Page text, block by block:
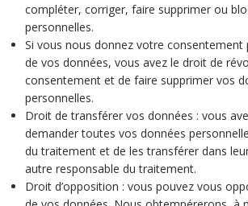
compléter, corriger, faire supprimer ou
personnelles.
Si vous nous donnez votre
de vos données, vous avez le droit de
consentement et de faire supprimer vos
personnelles.
Droit de transférer vos données : vous
demander toutes vos données
du traitement et de les transférer dans
autre responsable du traitement.
Droit d’opposition : vous pouvez vous